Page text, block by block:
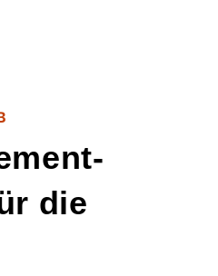
die